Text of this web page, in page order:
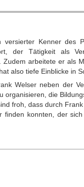
Kenner des
der Tätigkeit als
Zudem arbeitete er als
also tiefe Einblicke in
Welser neben der
organisieren, die
froh, dass durch
finden konnten, der